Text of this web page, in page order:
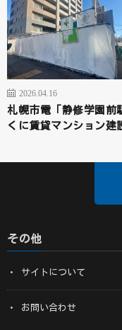
2026.04.16
札幌市電「静修学園前
くに賃貸マンション建
その他
サイトについて
お問い合わせ